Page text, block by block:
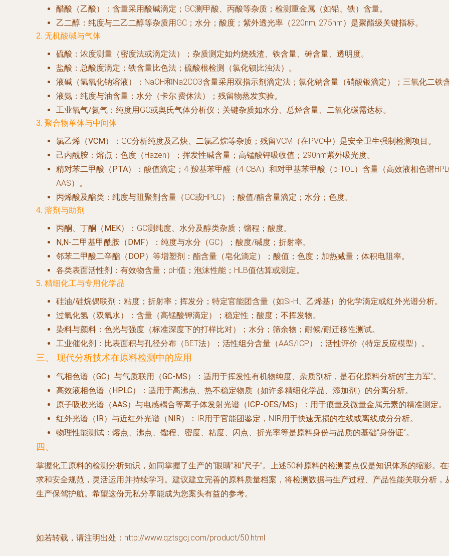
醋酸（乙酸）
：含量采用酸碱滴定；GC测甲酸、丙酸等杂质；检测重金属（如铅、铁）含量。
乙二醇 ：纯度与二乙二醇等杂质用GC；水分；酸度；紫外透光率（220nm, 275nm）是聚酯级关键指标。
2. 无机酸碱与气体
硫酸 ：浓度测量（密度法或滴定法）；杂质测定如灼烧残渣、铁含量、砷含量、透明度。
盐酸 ：总酸度滴定；铁含量比色法；硫酸根检测（氯化钡比浊法）。
液碱（氢氧化钠溶液）
：NaOH和Na2CO3含量采用双指示剂滴定法；氯化钠含量（硝酸银滴定）；三氧化二铁含
液氨 ：纯度与油含量；水分（卡尔·费休法）；残留物蒸发实验。
工业氧气/氮气 ：纯度用GC或奥氏气体分析仪；关键杂质如水分、总烃含量、二氧化碳需达标。
3. 聚合物单体与中间体
氯乙烯（VCM）
：GC分析纯度及乙炔、二氯乙烷等杂质；残留VCM（在PVC中）是安全卫生强制检测项目。
己内酰胺 ：熔点；色度（Hazen）；挥发性碱含量；高锰酸钾吸收值；290nm紫外吸光度。
精对苯二甲酸（PTA）
：酸值滴定；4-羧基苯甲醛（4-CBA）和对甲基苯甲酸（p-TOL）含量（高效液相色谱
AAS）。
丙烯酸及酯类 ：纯度与阻聚剂含量（GC或HPLC）；酸值/酯含量滴定；水分；色度。
4. 溶剂与助剂
丙酮、丁酮（MEK）
：GC测纯度、水分及醇类杂质；馏程；酸度。
N,N-二甲基甲酰胺（DMF）
：纯度与水分（GC）；酸度/碱度；折射率。
邻苯二甲酸二辛酯（DOP）等增塑剂 ：酯含量（皂化滴定）；酸值；色度；加热减量；体积电阻率。
各类表面活性剂 ：有效物含量；pH值；泡沫性能；HLB值估算或测定。
5. 精细化工与专用化学品
硅油/硅烷偶联剂 ：粘度；折射率；挥发分；特定官能团含量（如Si-H、乙烯基）的化学滴定或红外光谱分析。
过氧化氢（双氧水）
：含量（高锰酸钾滴定）；稳定性；酸度；不挥发物。
染料与颜料 ：色光与强度（标准深度下的打样比对）；水分；筛余物；耐候/耐迁移性测试。
工业催化剂 ：比表面积与孔径分布（BET法）；活性组分含量（AAS/ICP）；活性评价（特定反应模型）。
三、 现代分析技术在原料检测中的应用
气相色谱（GC）与气质联用（GC-MS）
：适用于挥发性有机物纯度、杂质剖析，是石化原料分析的“主力军”。
高效液相色谱（HPLC）
：适用于高沸点、热不稳定物质（如许多精细化学品、添加剂）的分离分析。
原子吸收光谱（AAS）与电感耦合等离子体发射光谱（ICP-OES/MS）
：用于痕量及微量金属元素的精准测定。
红外光谱（IR）与近红外光谱（NIR）
：IR用于官能团鉴定，NIR用于快速无损的在线或离线成分分析。
物理性能测试 ：熔点、沸点、馏程、密度、粘度、闪点、折光率等是原料身份与品质的基础“身份证”。
四、
掌握化工原料的检测分析知识，如同掌握了生产的“眼睛”和“尺子”。上述50种原料的检测要点仅是知识体系的缩影。
求和安全规范，灵活运用并持续学习。建议建立完善的原料质量档案，将检测数据与生产过程、产品性能关联分析
生产保驾护航。希望这份无私分享能成为您案头有益的参考。
如若转载，请注明出处：http://www.qztsgcj.com/product/50.html